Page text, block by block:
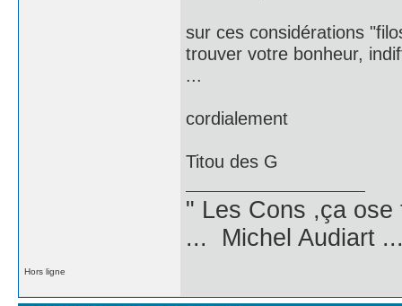
sur ces considérations
trouver votre bonheur,
...
cordialement
Titou des G
" Les Cons ,ça
... Michel Audiart
Hors ligne